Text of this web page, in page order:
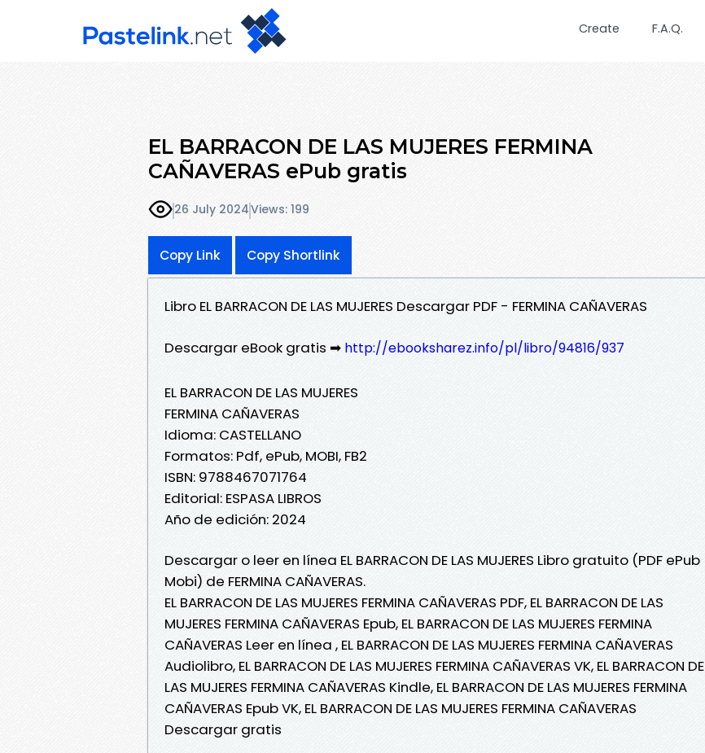
Create F.A.Q.
EL BARRACON DE LAS MUJERES FERMINA
CAÑAVERAS ePub gratis
26 July 2024Views: 199
Copy Link Copy Shortlink
Libro EL BARRACON DE LAS MUJERES Descargar PDF - FERMINA CAÑAVERAS
Descargar eBook gratis ➡ http://ebooksharez.info/pl/libro/94816/937
EL BARRACON DE LAS MUJERES
FERMINA CAÑAVERAS
Idioma: CASTELLANO
Formatos: Pdf, ePub, MOBI, FB2
ISBN: 9788467071764
Editorial: ESPASA LIBROS
Año de edición: 2024
Descargar o leer en línea EL BARRACON DE LAS MUJERES Libro gratuito (PDF ePub
Mobi) de FERMINA CAÑAVERAS.
EL BARRACON DE LAS MUJERES FERMINA CAÑAVERAS PDF, EL BARRACON DE LAS
MUJERES FERMINA CAÑAVERAS Epub, EL BARRACON DE LAS MUJERES FERMINA
CAÑAVERAS Leer en línea , EL BARRACON DE LAS MUJERES FERMINA CAÑAVERAS
Audiolibro, EL BARRACON DE LAS MUJERES FERMINA CAÑAVERAS VK, EL BARRACON DE
LAS MUJERES FERMINA CAÑAVERAS Kindle, EL BARRACON DE LAS MUJERES FERMINA
CAÑAVERAS Epub VK, EL BARRACON DE LAS MUJERES FERMINA CAÑAVERAS
Descargar gratis